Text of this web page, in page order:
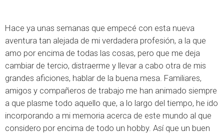
Hace ya unas semanas que empecé con esta nueva
aventura tan alejada de mi verdadera profesión, a la que
amo por encima de todas las cosas, pero que me deja
cambiar de tercio, distraerme y llevar a cabo otra de mis
grandes aficiones, hablar de la buena mesa. Familiares,
amigos y compañeros de trabajo me han animado siempre
a que plasme todo aquello que, a lo largo del tiempo, he ido
incorporando a mi memoria acerca de este mundo al que
considero por encima de todo un hobby. Así que un buen